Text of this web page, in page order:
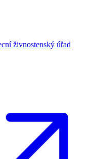
živnostenský úřad